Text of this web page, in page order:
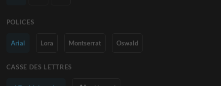
POLICES
Arial Lora Montserrat Oswald
CASSE DES LETTRES